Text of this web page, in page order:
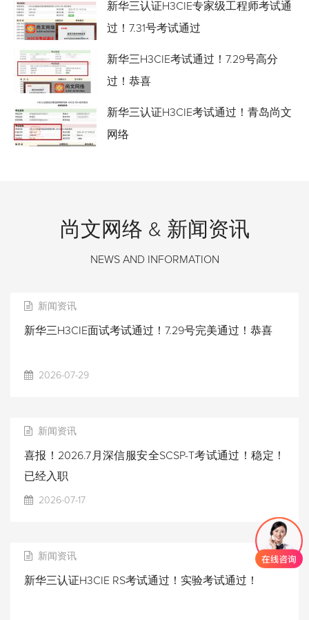
新华三认证H3CIE专家级工程师考试通
过！7.31号考试通过
新华三H3CIE考试通过！7.29号高分
过！恭喜
新华三认证H3CIE考试通过！青岛尚文
网络
尚文网络 & 新闻资讯
NEWS AND INFORMATION
新闻资讯
新华三H3CIE面试考试通过！7.29号完美通过！恭喜
2026-07-29
新闻资讯
喜报！2026.7月深信服安全SCSP-T考试通过！稳定！
已经入职
2026-07-17
新闻资讯
新华三认证H3CIE RS考试通过！实验考试通过！